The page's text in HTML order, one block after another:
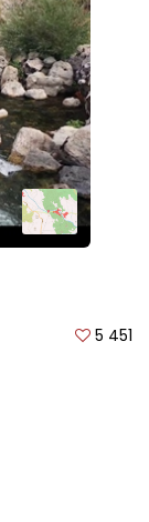
5 451